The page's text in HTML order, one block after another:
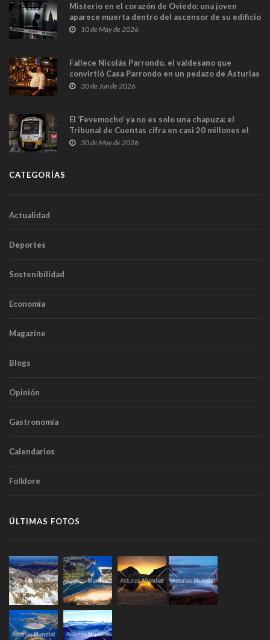
Misterio en el corazón de Oviedo: una joven
aparece muerta dentro del ascensor de su edificio
y las cámaras captan sus últimos minutos
10 de May de 2026
Fallece Nicolás Parrondo, el valdesano que
convirtió Casa Parrondo en un pedazo de Asturias
en Madrid
30 de Jun de 2026
El ‘Fevemocho’ ya no es solo una chapuza: el
Tribunal de Cuentas cifra en casi 20 millones el
sobrecoste de los trenes que no cabían por los
30 de May de 2026
CATEGORÍAS
Actualidad
Deportes
Sostenibilidad
Economía
Magazine
Blogs
Opinión
Gastronomía
Calendarios
Folklore
ÚLTIMAS FOTOS